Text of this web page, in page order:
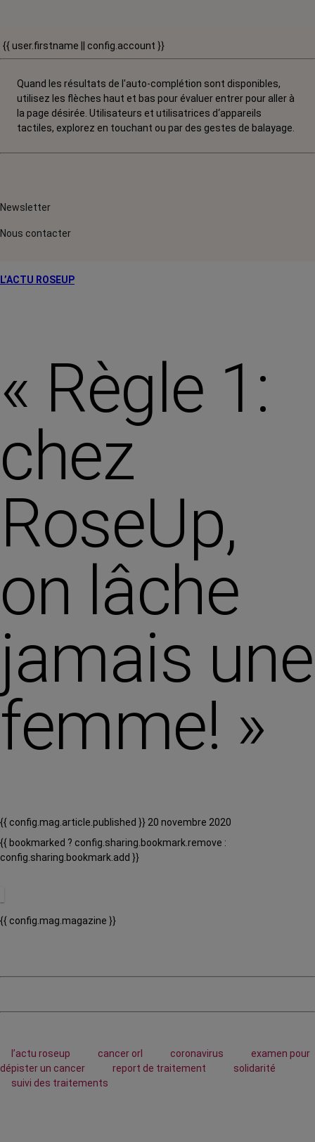
{{ user.firstname || config.account }}
Quand les résultats de l'auto-complétion sont disponibles,
utilisez les flèches haut et bas pour évaluer entrer pour aller à
la page désirée. Utilisateurs et utilisatrices d‘appareils
tactiles, explorez en touchant ou par des gestes de balayage.
Newsletter
Nous contacter
L’ACTU ROSEUP
« Règle 1:
chez
RoseUp,
on lâche
jamais une
femme! »
{{ config.mag.article.published }} 20 novembre 2020
{{ bookmarked ? config.sharing.bookmark.remove :
config.sharing.bookmark.add }}
{{ config.mag.magazine }}
l’actu roseup cancer orl coronavirus
examen pour
dépister un cancer
report de traitement
solidarité
suivi des traitements